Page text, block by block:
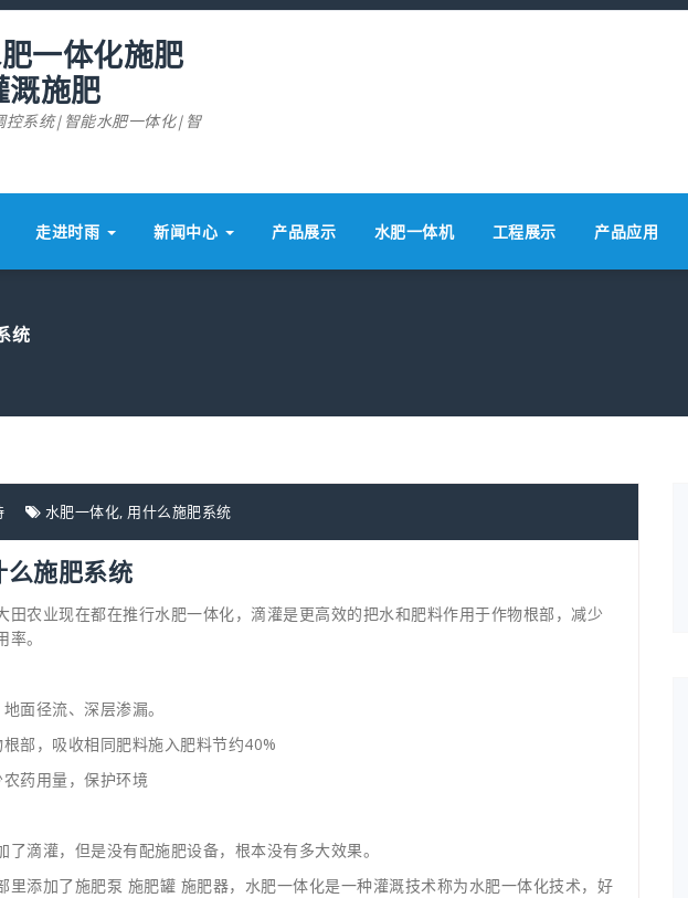
溉施肥
系统|智能水肥一体化|智
走进时雨 新闻中心 产品展示 水肥一体机 工程展示 产品应用
统
水肥一体化, 用什么施肥系统
施肥系统
田农业现在都在推行水肥一体化，滴灌是更高效的把水和肥料作用于作物根部，减少
。
面径流、深层渗漏。
部，吸收相同肥料施入肥料节约40%
药用量，保护环境
滴灌，但是没有配施肥设备，根本没有多大效果。
里添加了施肥泵 施肥罐 施肥器，水肥一体化是一种灌溉技术称为水肥一体化技术，好